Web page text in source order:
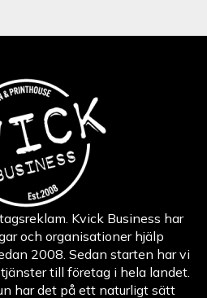
Kvick Business har
och organisationer hjälp
2008. Sedan starten har vi
till företag i hela landet.
har det på ett naturligt sätt